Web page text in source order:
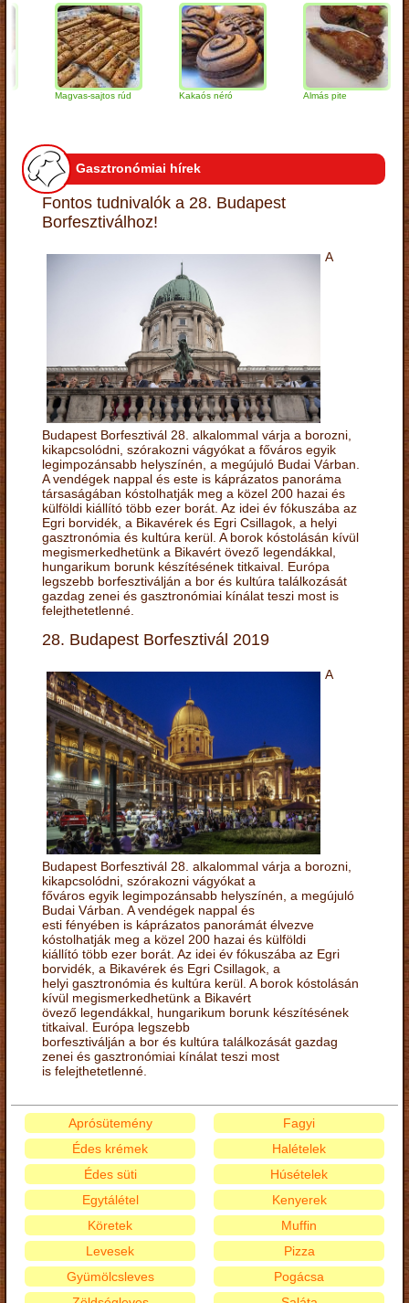
Magvas-sajtos rúd Kakaós néró Almás pite
Gasztronómiai hírek
Fontos tudnivalók a 28. Budapest
Borfesztiválhoz!
A
Budapest Borfesztivál 28. alkalommal várja a borozni,
kikapcsolódni, szórakozni vágyókat a főváros egyik
legimpozánsabb helyszínén, a megújuló Budai Várban.
A vendégek nappal és este is káprázatos panoráma
társaságában kóstolhatják meg a közel 200 hazai és
külföldi kiállító több ezer borát. Az idei év fókuszába az
Egri borvidék, a Bikavérek és Egri Csillagok, a helyi
gasztronómia és kultúra kerül. A borok kóstolásán kívül
megismerkedhetünk a Bikavért övező legendákkal,
hungarikum borunk készítésének titkaival. Európa
legszebb borfesztiválján a bor és kultúra találkozását
gazdag zenei és gasztronómiai kínálat teszi most is
felejthetetlenné.
28. Budapest Borfesztivál 2019
A
Budapest Borfesztivál 28. alkalommal várja a borozni,
kikapcsolódni, szórakozni vágyókat a
főváros egyik legimpozánsabb helyszínén, a megújuló
Budai Várban. A vendégek nappal és
esti fényében is káprázatos panorámát élvezve
kóstolhatják meg a közel 200 hazai és külföldi
kiállító több ezer borát. Az idei év fókuszába az Egri
borvidék, a Bikavérek és Egri Csillagok, a
helyi gasztronómia és kultúra kerül. A borok kóstolásán
kívül megismerkedhetünk a Bikavért
övező legendákkal, hungarikum borunk készítésének
titkaival. Európa legszebb
borfesztiválján a bor és kultúra találkozását gazdag
zenei és gasztronómiai kínálat teszi most
is felejthetetlenné.
Aprósütemény
Édes krémek
Édes süti
Egytálétel
Fagyi
Halételek
Húsételek
Kenyerek
Köretek
Levesek
Gyümölcsleves
Muffin
Pizza
Pogácsa